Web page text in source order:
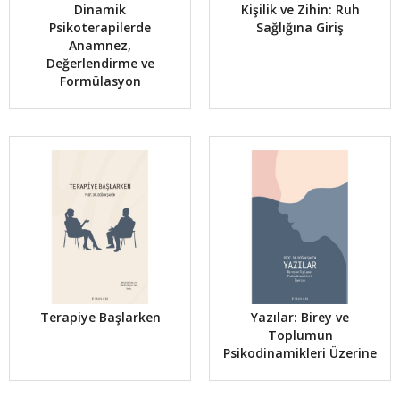
Dinamik
Psikoterapilerde
Anamnez,
Değerlendirme ve
Formülasyon
Kişilik ve Zihin: Ruh
Sağlığına Giriş
Terapiye Başlarken
Yazılar: Birey ve
Toplumun
Psikodinamikleri Üzerine